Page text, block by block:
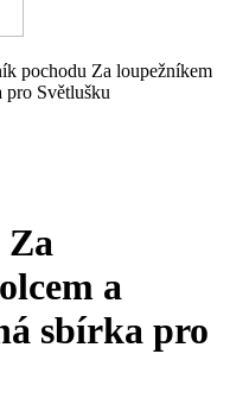
pochodu Za loupežníkem
pro Světlušku
Za
a
sbírka pro